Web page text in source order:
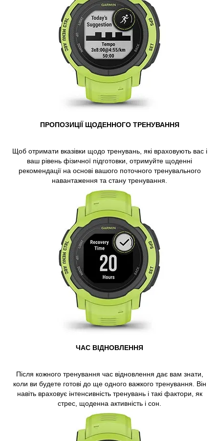
ПРОПОЗИЦІЇ ЩОДЕННОГО ТРЕНУВАННЯ
Щоб отримати вказівки щодо тренувань, які враховують вас і
ваш рівень фізичної підготовки, отримуйте щоденні
рекомендації на основі вашого поточного тренувального
навантаження та стану тренування.
ЧАС ВІДНОВЛЕННЯ
Після кожного тренування час відновлення дає вам знати,
коли ви будете готові до ще одного важкого тренування. Він
навіть враховує інтенсивність тренувань і такі фактори, як
стрес, щоденна активність і сон.